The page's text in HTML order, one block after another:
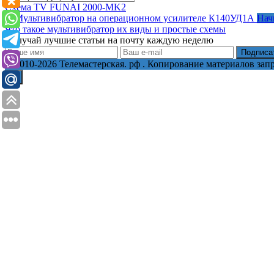
Схема TV FUNAI 2000-MK2
Что такое мультивибратор их виды и простые схемы
Получай лучшие статьи на почту каждую неделю
© 2010-2026 Телемастерская. рф . Копирование материалов